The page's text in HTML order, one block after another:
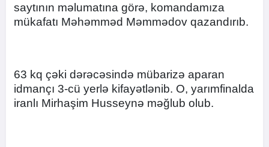
saytının məlumatına görə, komandamıza
mükafatı Məhəmməd Məmmədov qazandırıb.
63 kq çəki dərəcəsində mübarizə aparan
idmançı 3-cü yerlə kifayətlənib. O, yarımfinalda
iranlı Mirhaşim Husseynə məğlub olub.